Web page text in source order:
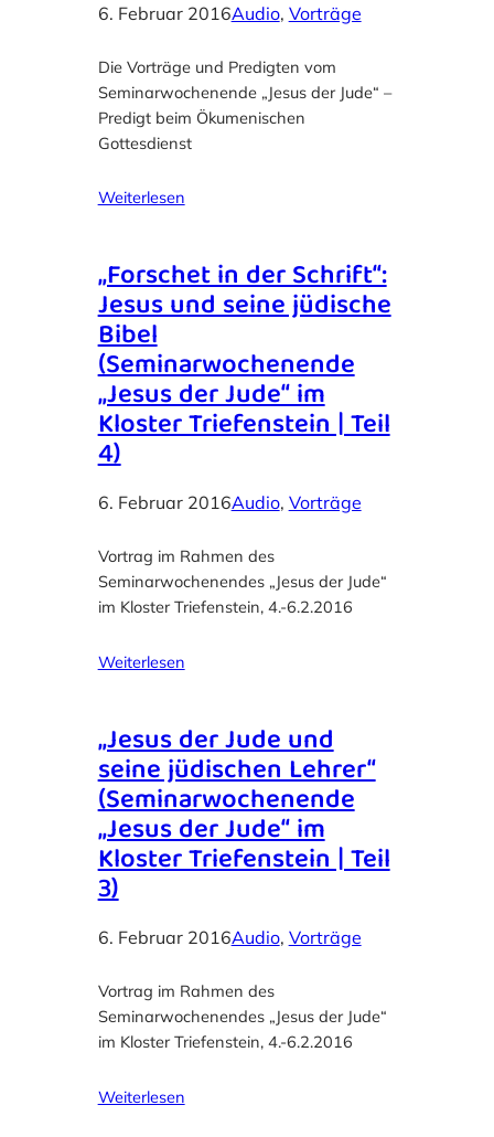
6. Februar 2016Audio, Vorträge
Die Vorträge und Predigten vom
Seminarwochenende „Jesus der Jude“ –
Predigt beim Ökumenischen
Gottesdienst
Weiterlesen
„Forschet in der Schrift“:
Jesus und seine jüdische
Bibel
(Seminarwochenende
„Jesus der Jude“ im
Kloster Triefenstein | Teil
4)
6. Februar 2016Audio, Vorträge
Vortrag im Rahmen des
Seminarwochenendes „Jesus der Jude“
im Kloster Triefenstein, 4.-6.2.2016
Weiterlesen
„Jesus der Jude und
seine jüdischen Lehrer“
(Seminarwochenende
„Jesus der Jude“ im
Kloster Triefenstein | Teil
3)
6. Februar 2016Audio, Vorträge
Vortrag im Rahmen des
Seminarwochenendes „Jesus der Jude“
im Kloster Triefenstein, 4.-6.2.2016
Weiterlesen